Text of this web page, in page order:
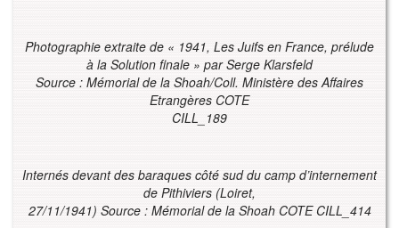
Photographie extraite de « 1941, Les Juifs en France, prélude
à la Solution finale » par Serge Klarsfeld
Source : Mémorial de la Shoah/Coll. Ministère des Affaires
Etrangères COTE
CILL_189
Internés devant des baraques côté sud du camp d’internement
de Pithiviers (Loiret,
27/11/1941) Source : Mémorial de la Shoah COTE CILL_414